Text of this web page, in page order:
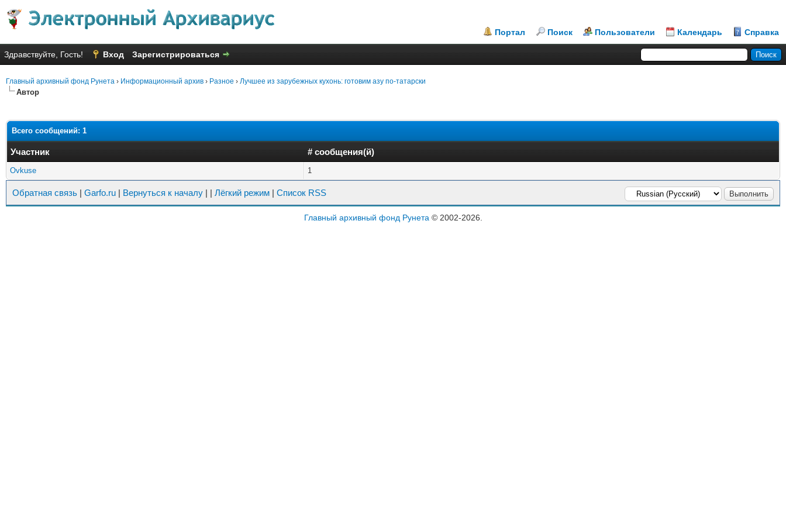
Портал Поиск Пользователи Календарь Справка
Здравствуйте, Гость! Вход Зарегистрироваться
Главный архивный фонд Рунета › Информационный архив › Разное › Лучшее из зарубежных кухонь: готовим азу по-татарски
Автор
Всего сообщений: 1
Участник # сообщения(й)
Ovkuse 1
Обратная связь | Garfo.ru | Вернуться к началу | | Лёгкий режим | Список RSS
Главный архивный фонд Рунета © 2002-2026.